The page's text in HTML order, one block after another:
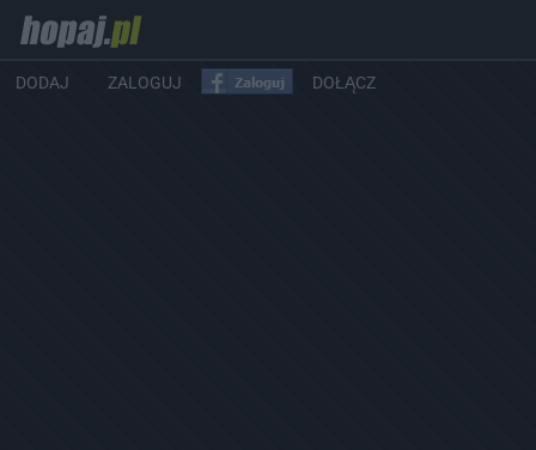
DODAJ ZALOGUJ DOŁĄCZ